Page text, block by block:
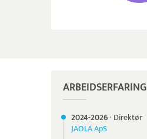
ARBEIDSERFARING
2024-2026· Direktør
JAOLA ApS